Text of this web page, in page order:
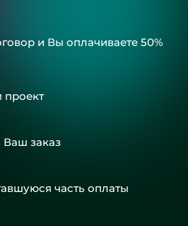
и Вы оплачиваете 50%
проект
Ваш заказ
часть оплаты